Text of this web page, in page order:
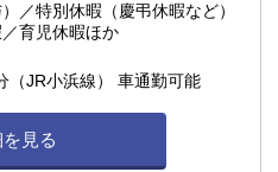
／特別休暇（慶弔休暇など）
育児休暇ほか
（JR小浜線） 車通勤可能
見る